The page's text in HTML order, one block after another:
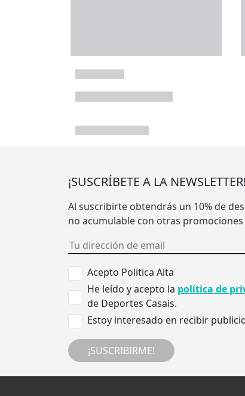
¡SUSCRÍBETE A LA NEWSLETTER!
Al suscribirte obtendrás un 10% de
no acumulable con otras promociones
Acepto Politica Alta
He leído y acepto la política de
de Deportes Casais.
Estoy interesado en recibir
¡SUSCRIBIRME!